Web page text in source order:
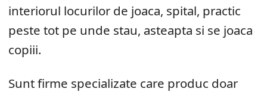
interiorul locurilor de joaca, spital, practic
peste tot pe unde stau, asteapta si se joaca
copiii.
Sunt firme specializate care produc doar